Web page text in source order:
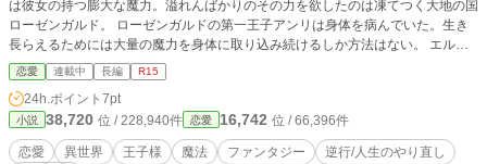
は彼女の持つ膨大な魔力。溢れんばかりのその力を欲したのは凍てつく大地の国
ローゼンガルド。 ローゼンガルドの第一王子アンリは身体を病んでいた。生き
長らえるためには大量の魔力を身体に取り込み続けるしか方法はない。 エルフ
ィリアの噂を聞き付けたローゼンガルドの王は王子との結婚を申し込むがグレン
ドールの王は承知しなかった。それがすべての悲劇の始まりだった………。
恋愛 連載中 長編 R15
24h.ポイント 7pt
小説 38,720 位 / 228,940件 恋愛 16,742 位 / 66,396件
恋愛 異世界 王子様 魔法 ファンタジー
逆行/人生のやり直し